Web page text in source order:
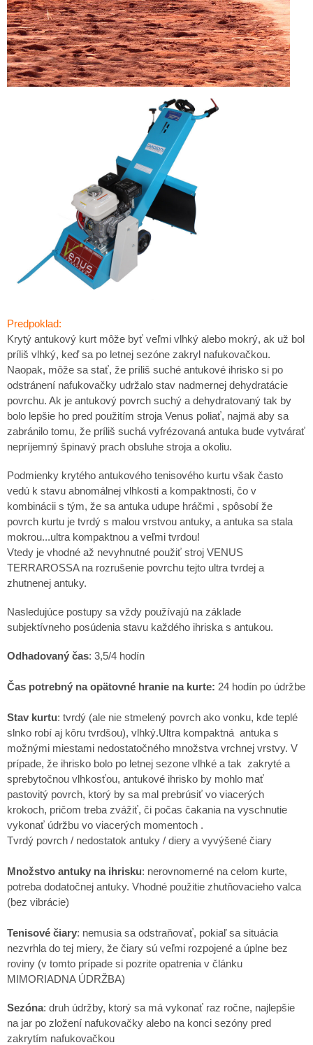
Predpoklad:
Krytý antukový kurt môže byť veľmi vlhký alebo mokrý, ak už bol
príliš vlhký, keď sa po letnej sezóne zakryl nafukovačkou.
Naopak, môže sa stať, že príliš suché antukové ihrisko si po
odstránení nafukovačky udržalo stav nadmernej dehydratácie
povrchu. Ak je antukový povrch suchý a dehydratovaný tak by
bolo lepšie ho pred použitím stroja Venus poliať, najmä aby sa
zabránilo tomu, že príliš suchá vyfrézovaná antuka bude vytvárať
nepríjemný špinavý prach obsluhe stroja a okoliu.
Podmienky krytého antukového tenisového kurtu však často
vedú k stavu abnomálnej vlhkosti a kompaktnosti, čo v
kombinácii s tým, že sa antuka udupe hráčmi , spôsobí že
povrch kurtu je tvrdý s malou vrstvou antuky, a antuka sa stala
mokrou...ultra kompaktnou a veľmi tvrdou!
Vtedy je vhodné až nevyhnutné použiť stroj VENUS
TERRAROSSA na rozrušenie povrchu tejto ultra tvrdej a
zhutnenej antuky.
Nasledujúce postupy sa vždy používajú na základe
subjektívneho posúdenia stavu každého ihriska s antukou.
Odhadovaný čas: 3,5/4 hodín
Čas potrebný na opätovné hranie na kurte: 24 hodín po údržbe
Stav kurtu: tvrdý (ale nie stmelený povrch ako vonku, kde teplé
slnko robí aj kôru tvrdšou), vlhký.Ultra kompaktná antuka s
možnými miestami nedostatočného množstva vrchnej vrstvy. V
prípade, že ihrisko bolo po letnej sezone vlhké a tak zakryté a
sprebytočnou vlhkosťou, antukové ihrisko by mohlo mať
pastovitý povrch, ktorý by sa mal prebrúsiť vo viacerých
krokoch, pričom treba zvážiť, či počas čakania na vyschnutie
vykonať údržbu vo viacerých momentoch .
Tvrdý povrch / nedostatok antuky / diery a vyvýšené čiary
Množstvo antuky na ihrisku: nerovnomerné na celom kurte,
potreba dodatočnej antuky. Vhodné použitie zhutňovacieho valca
(bez vibrácie)
Tenisové čiary: nemusia sa odstraňovať, pokiaľ sa situácia
nezvrhla do tej miery, že čiary sú veľmi rozpojené a úplne bez
roviny (v tomto prípade si pozrite opatrenia v článku
MIMORIADNA ÚDRŽBA)
Sezóna: druh údržby, ktorý sa má vykonať raz ročne, najlepšie
na jar po zložení nafukovačky alebo na konci sezóny pred
zakrytím nafukovačkou